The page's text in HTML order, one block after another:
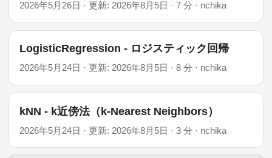
2026年5月26日 · 更新: 2026年8月5日 · 7 分 · nchika
LogisticRegression - ロジスティック回帰
2026年5月24日 · 更新: 2026年8月5日 · 8 分 · nchika
kNN - k近傍法（k-Nearest Neighbors）
2026年5月24日 · 更新: 2026年8月5日 · 3 分 · nchika